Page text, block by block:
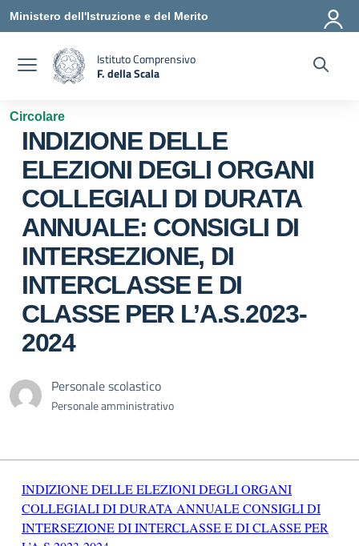
Vai ai contenuti
Vai al menu di navigazione
Vai al footer
Ministero dell'Istruzione e del Merito
Istituto Comprensivo
F. della Scala
Circolare
INDIZIONE DELLE
ELEZIONI DEGLI ORGANI
COLLEGIALI DI DURATA
ANNUALE: CONSIGLI DI
INTERSEZIONE, DI
INTERCLASSE E DI
CLASSE PER L’A.S.2023-
2024
Personale scolastico
Personale amministrativo
INDIZIONE DELLE ELEZIONI DEGLI ORGANI
COLLEGIALI DI DURATA ANNUALE CONSIGLI DI
INTERSEZIONE DI INTERCLASSE E DI CLASSE PER